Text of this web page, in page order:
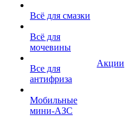
Всё для смазки
Всё для
мочевины
Все для
антифриза
Мобильные
мини-АЗС
Акции